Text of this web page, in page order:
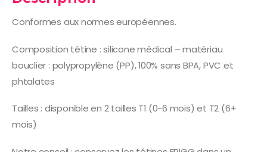
Conformes aux normes européennes.
Composition tétine : silicone médical – matériau
bouclier : polypropylène (PP), 100% sans BPA, PVC et
phtalates
Tailles : disponible en 2 tailles T1 (0-6 mois) et T2 (6+
mois)